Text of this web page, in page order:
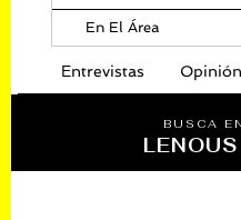
En El Área
Entrevistas Opinión
BUSCA